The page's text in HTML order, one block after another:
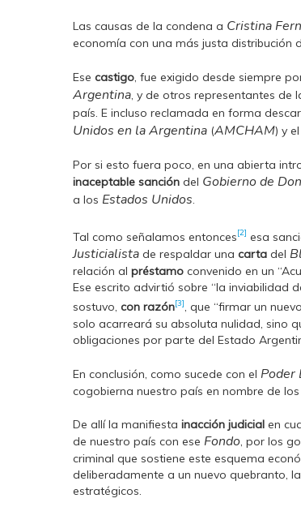
Las causas de la condena a Cristina
economía con una más justa distribución
Ese castigo, fue exigido desde siempre
Argentina, y de otros representantes de
país. E incluso reclamada en forma
Unidos en la Argentina (AMCHAM) y el
Por si esto fuera poco, en una abierta
inaceptable sanción del Gobierno de
a los Estados Unidos.
Tal como señalamos entonces[2] esa
Justicialista de respaldar una carta del
relación al préstamo convenido en un
Ese escrito advirtió sobre “la inviabilidad
sostuvo, con razón[3], que “firmar un
solo acarreará su absoluta nulidad, sino
obligaciones por parte del Estado
En conclusión, como sucede con el Poder
cogobierna nuestro país en nombre de
De allí la manifiesta inacción judicial en
de nuestro país con ese Fondo, por los
criminal que sostiene este esquema
deliberadamente a un nuevo quebranto,
estratégicos.